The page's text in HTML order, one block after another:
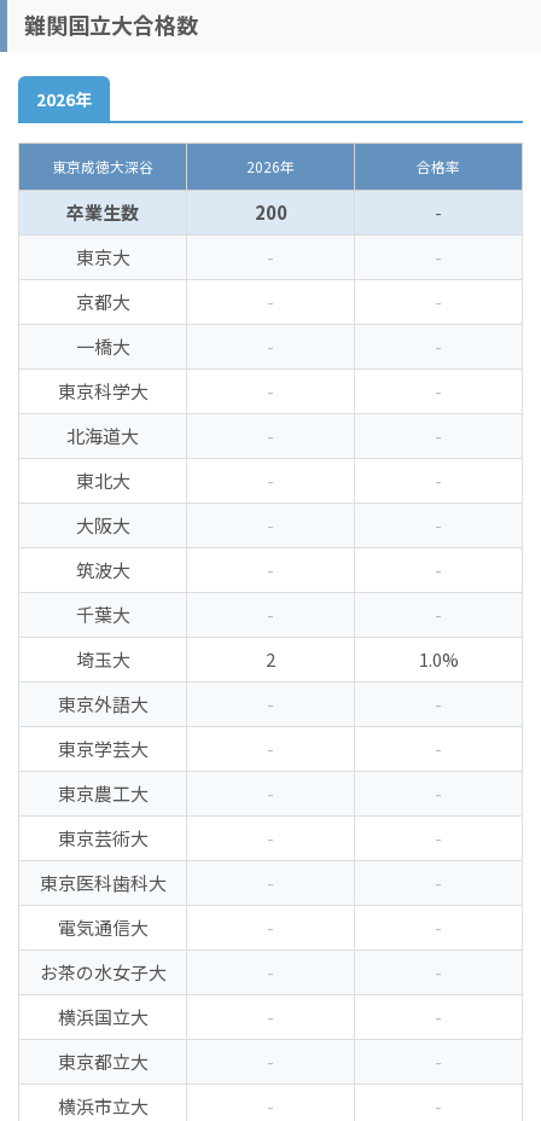
難関国立大合格数
2026年
東京成徳大深谷 2026年 合格率
卒業生数 200
-
東京大
-
-
京都大
-
-
一橋大
-
-
東京科学大
-
-
北海道大
-
-
東北大
-
-
大阪大
-
-
筑波大
-
-
千葉大
-
-
埼玉大
2
1.0%
東京外語大
-
-
東京学芸大
-
-
東京農工大
-
-
東京芸術大
-
-
東京医科歯科大
-
-
電気通信大
-
-
お茶の水女子大
-
-
横浜国立大
-
-
東京都立大
-
-
横浜市立大
-
-